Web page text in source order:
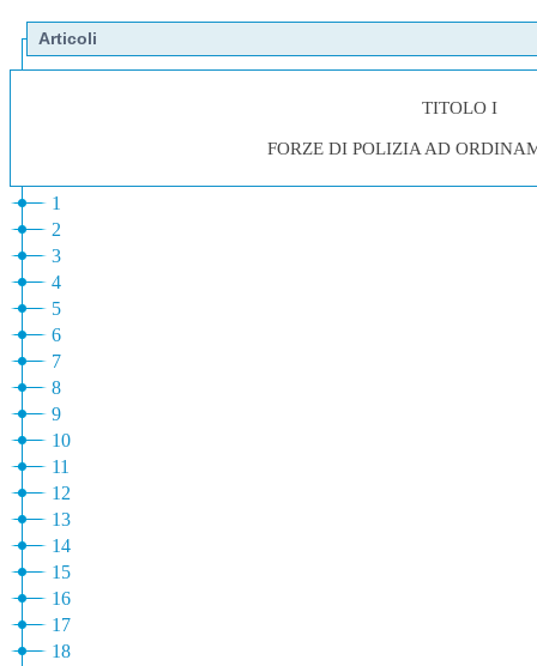
Articoli
TITOLO I
FORZE DI POLIZIA AD
1
2
3
4
5
6
7
8
9
10
11
12
13
14
15
16
17
18